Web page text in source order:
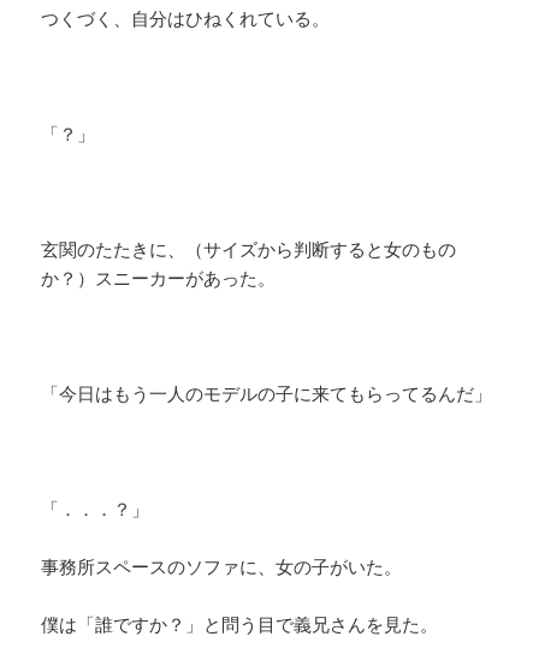
つくづく、自分はひねくれている。
「？」
玄関のたたきに、（サイズから判断すると女のもの
か？）スニーカーがあった。
「今日はもう一人のモデルの子に来てもらってるんだ」
「．．．？」
事務所スペースのソファに、女の子がいた。
僕は「誰ですか？」と問う目で義兄さんを見た。